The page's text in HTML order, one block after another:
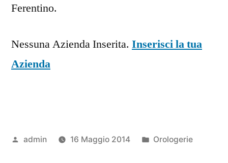
Ferentino.
Nessuna Azienda Inserita. Inserisci la tua
Azienda
Pubblicato
admin 16 Maggio 2014
Pubblicato
Orologerie